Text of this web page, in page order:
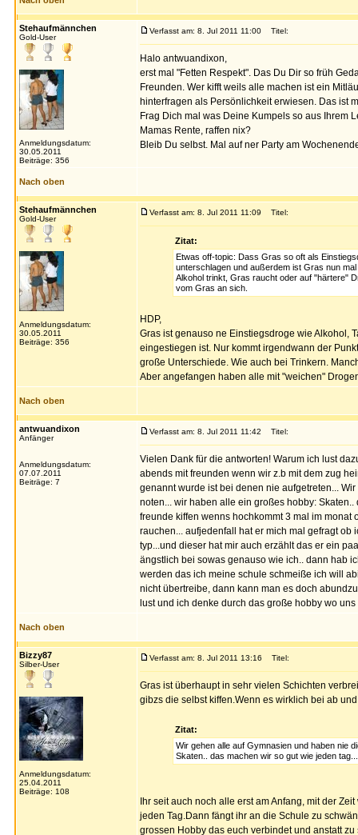
Stehaufmännchen
Gold-User
Anmeldungsdatum:
30.05.2011
Beiträge: 356
Verfasst am: 8. Jul 2011 11:00 Titel:
Halo antwuandixon,
erst mal "Fetten Respekt". Das Du Dir so früh
Freunden. Wer kifft weils alle machen ist ein
hinterfragen als Persönlichkeit erwiesen. Das ist
Frag Dich mal was Deine Kumpels so aus Ihrem
Mamas Rente, raffen nix?
Bleib Du selbst. Mal auf ner Party am
Nach oben
Stehaufmännchen
Gold-User
Anmeldungsdatum:
30.05.2011
Beiträge: 356
Verfasst am: 8. Jul 2011 11:09 Titel:
Zitat:
Etwas off-topic: Dass Gras so oft als
unterschlagen und außerdem ist Gras nun
Alkohol trinkt, Gras raucht oder auf "härtere"
vom Gras an sich.
HDP,
Gras ist genauso ne Einstiegsdroge wie Alkohol,
eingestiegen ist. Nur kommt irgendwann der
große Unterschiede. Wie auch bei Trinkern.
Aber angefangen haben alle mit "weichen"
Nach oben
antwuandixon
Anfänger
Anmeldungsdatum:
07.07.2011
Beiträge: 7
Verfasst am: 8. Jul 2011 11:42 Titel:
Vielen Dank für die antworten! Warum ich lust
abends mit freunden wenn wir z.b mit dem zug
genannt wurde ist bei denen nie aufgetreten...
noten... wir haben alle ein großes hobby:
freunde kiffen wenns hochkommt 3 mal im monat
rauchen... aufjedenfall hat er mich mal gefragt
typ...und dieser hat mir auch erzählt das er ein
ängstlich bei sowas genauso wie ich.. dann hab
werden das ich meine schule schmeiße ich will
nicht übertreibe, dann kann man es doch
lust und ich denke durch das große hobby wo
Nach oben
Bizzy87
Silber-User
Anmeldungsdatum:
25.04.2011
Beiträge: 108
Verfasst am: 8. Jul 2011 13:16 Titel:
Gras ist überhaupt in sehr vielen Schichten
gibzs die selbst kiffen.Wenn es wirklich bei ab
Zitat:
Wir gehen alle auf Gymnasien und haben nie
Skaten.. das machen wir so gut wie jeden tag...
Ihr seit auch noch alle erst am Anfang, mit der
jeden Tag.Dann fängt ihr an die Schule zu
grossen Hobby das euch verbindet und anstatt